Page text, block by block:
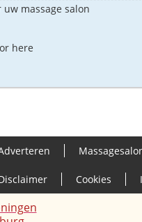
massage salon
here
Cookies